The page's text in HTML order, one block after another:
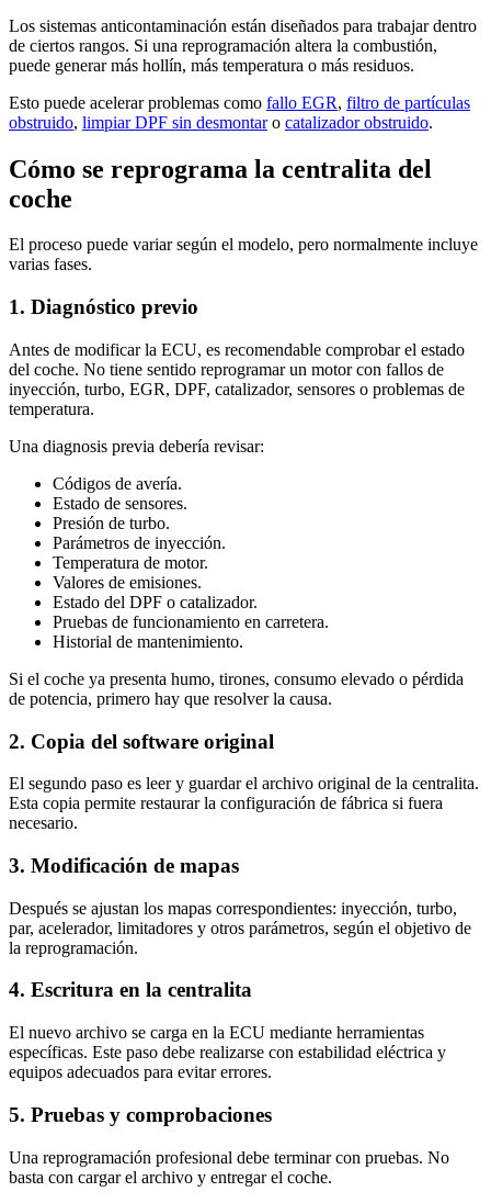
Los sistemas anticontaminación están diseñados para trabajar dentro
de ciertos rangos. Si una reprogramación altera la combustión,
puede generar más hollín, más temperatura o más residuos.
Esto puede acelerar problemas como fallo EGR, filtro de partículas
obstruido, limpiar DPF sin desmontaro catalizador obstruido.
Cómo se reprograma la centralita del
coche
El proceso puede variar según el modelo, pero normalmente incluye
varias fases.
1. Diagnóstico previo
Antes de modificar la ECU, es recomendable comprobar el estado
del coche. No tiene sentido reprogramar un motor con fallos de
inyección, turbo, EGR, DPF, catalizador, sensores o problemas de
temperatura.
Una diagnosis previa debería revisar:
Códigos de avería.
Estado de sensores.
Presión de turbo.
Parámetros de inyección.
Temperatura de motor.
Valores de emisiones.
Estado del DPF o catalizador.
Pruebas de funcionamiento en carretera.
Historial de mantenimiento.
Si el coche ya presenta humo, tirones, consumo elevado o pérdida
de potencia, primero hay que resolver la causa.
2. Copia del software original
El segundo paso es leer y guardar el archivo original de la centralita.
Esta copia permite restaurar la configuración de fábrica si fuera
necesario.
3. Modificación de mapas
Después se ajustan los mapas correspondientes: inyección, turbo,
par, acelerador, limitadores y otros parámetros, según el objetivo de
la reprogramación.
4. Escritura en la centralita
El nuevo archivo se carga en la ECU mediante herramientas
específicas. Este paso debe realizarse con estabilidad eléctrica y
equipos adecuados para evitar errores.
5. Pruebas y comprobaciones
Una reprogramación profesional debe terminar con pruebas. No
basta con cargar el archivo y entregar el coche.